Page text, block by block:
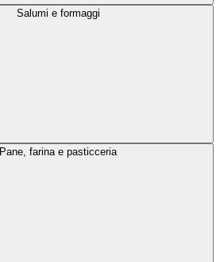
Salumi e formaggi
Pane, farina e pasticceria